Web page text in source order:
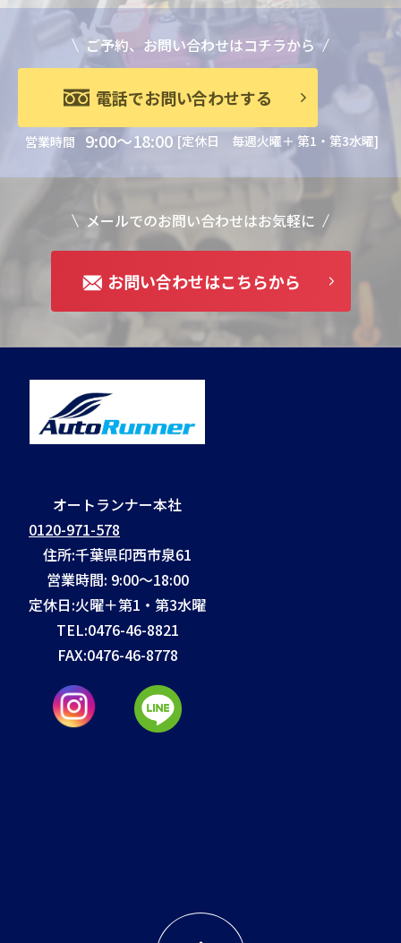
ご予約、お問い合わせはコチラから
電話でお問い合わせする
営業時間 9:00～18:00 [定休日 毎週火曜＋ 第1・第3水曜]
メールでのお問い合わせはお気軽に
お問い合わせはこちらから
オートランナー本社
0120-971-578
住所:千葉県印西市泉61
営業時間: 9:00～18:00
定休日:火曜＋第1・第3水曜
TEL:0476-46-8821
FAX:0476-46-8778